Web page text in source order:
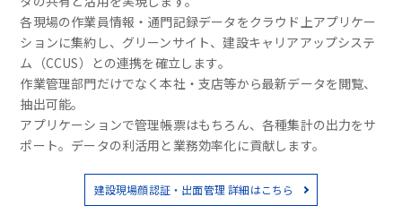
各現場の作業員情報・通門記録データをクラウド上アプリケー
ションに集約し、グリーンサイト、建設キャリアアップシステ
ム（CCUS）との連携を確立します。
作業管理部門だけでなく本社・支店等から最新データを閲覧、
抽出可能。
アプリケーションで管理帳票はもちろん、各種集計の出力をサ
ポート。データの利活用と業務効率化に貢献します。
建設現場顔認証・出面管理 詳細はこちら